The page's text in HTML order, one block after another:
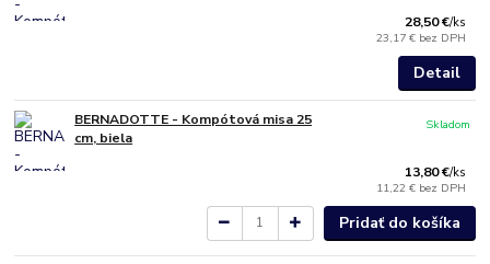
28,50 €/ks
23,17 € bez DPH
Detail
BERNADOTTE - Kompótová misa 25
cm, biela
13,80 €/ks
11,22 € bez DPH
Skladom
Pridať do košíka